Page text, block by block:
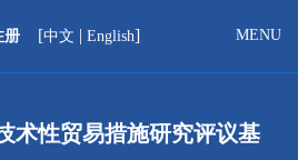
册 [中文 | English] MENU
术性贸易措施研究评议基